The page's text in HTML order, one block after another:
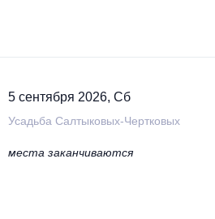
5 сентября 2026, Сб
Усадьба Салтыковых-Чертковых
места заканчиваются